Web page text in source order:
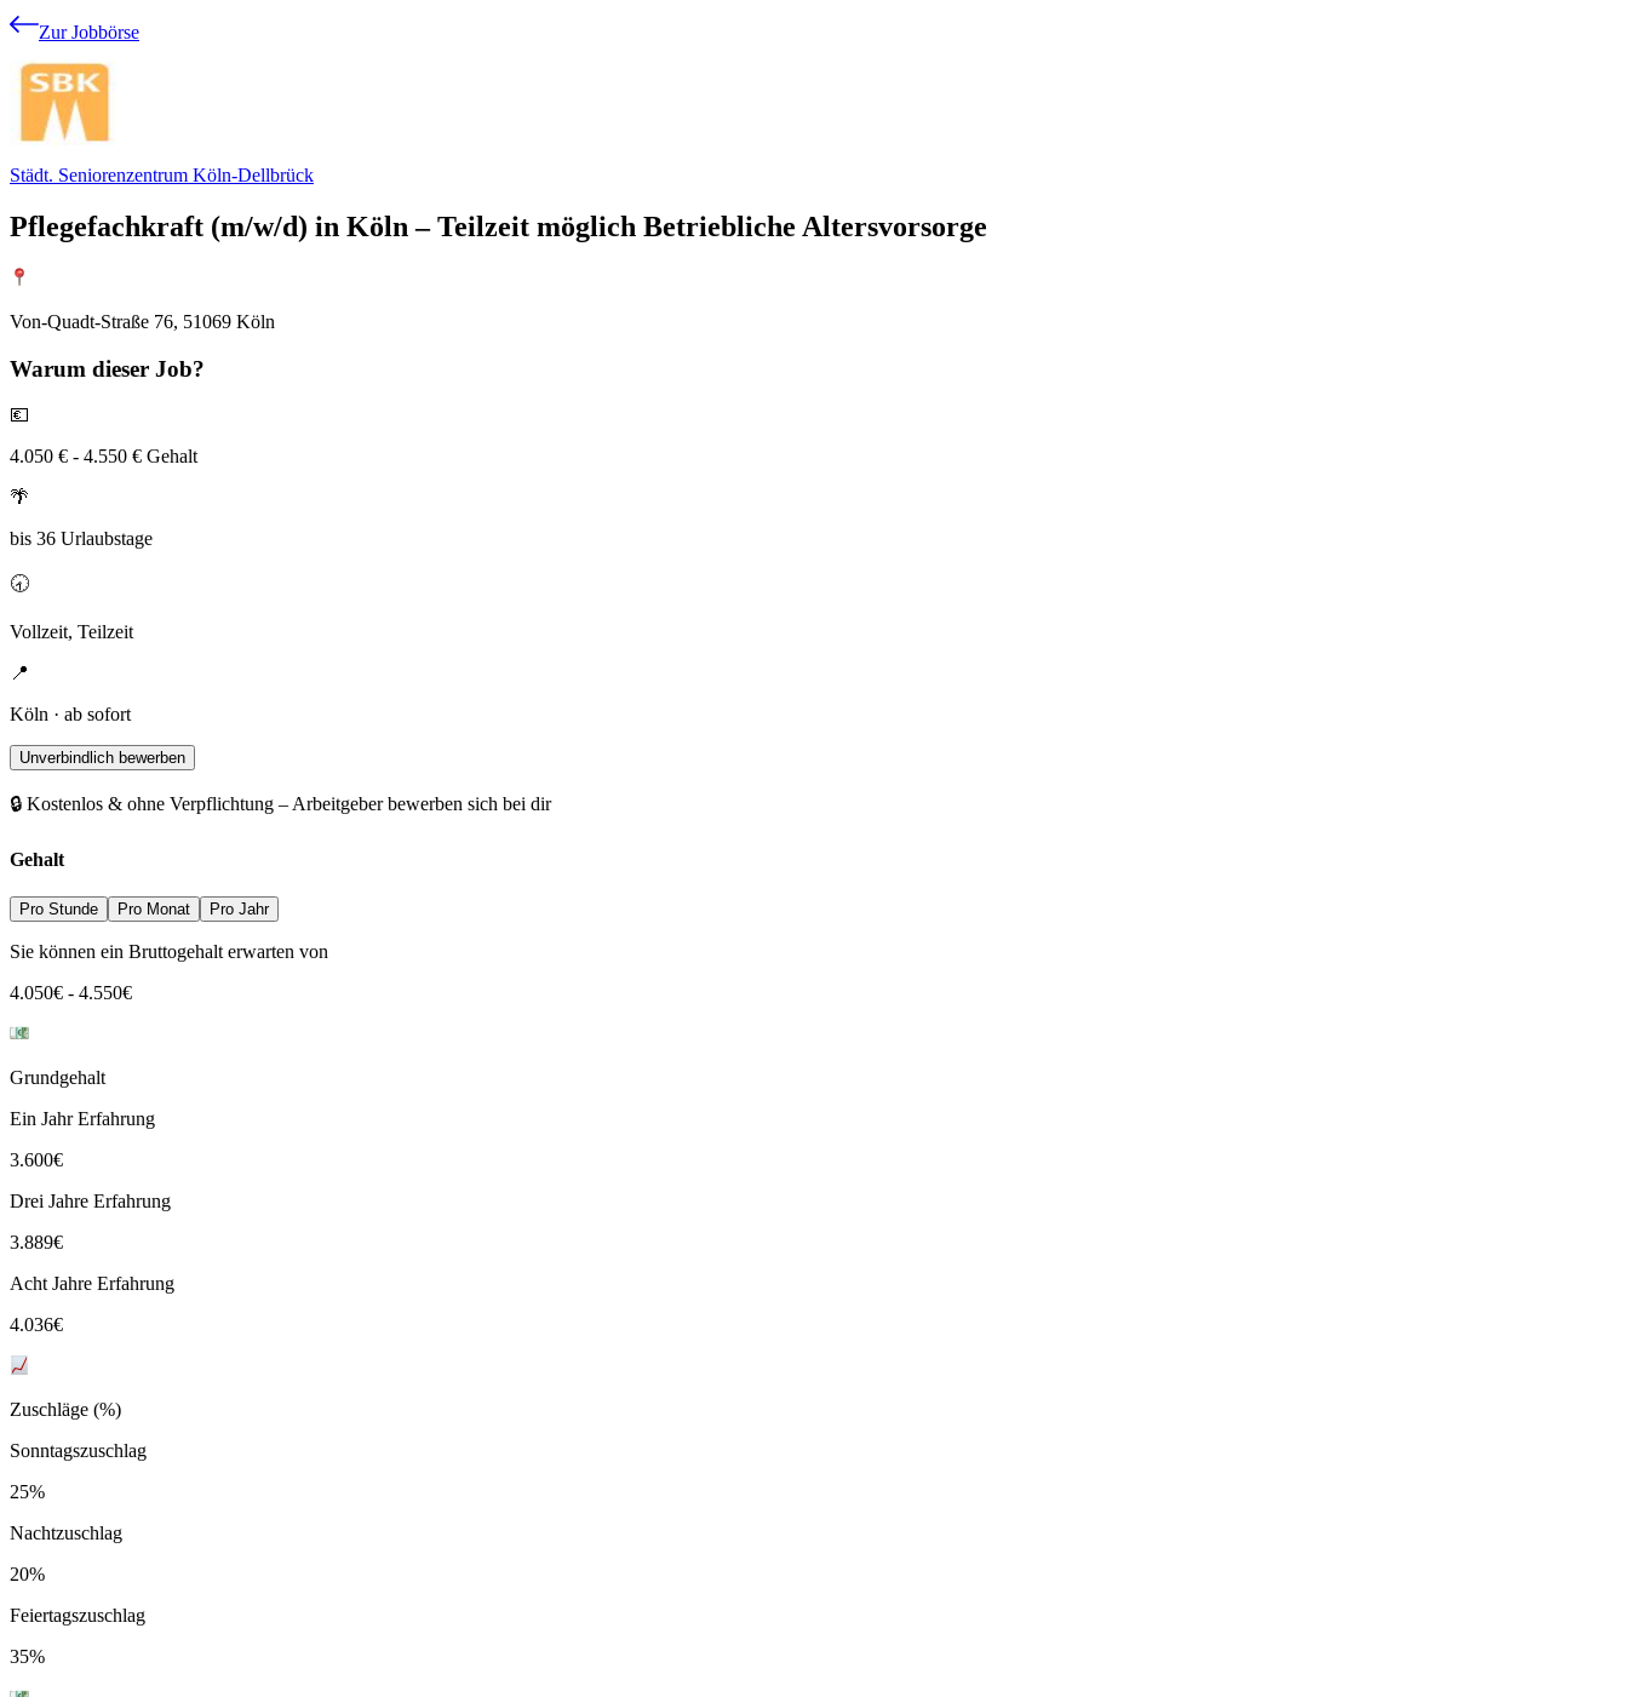
Zur Jobbörse
Städt. Seniorenzentrum Köln-Dellbrück
Pflegefachkraft (m/w/d) in Köln – Teilzeit möglich Betriebliche Altersvorsorge
Von-Quadt-Straße 76, 51069 Köln
Warum dieser Job?
💶
4.050 € - 4.550 € Gehalt
🌴
bis 36 Urlaubstage
🕣
Vollzeit, Teilzeit
📍
Köln · ab sofort
Unverbindlich bewerben
🔒 Kostenlos & ohne Verpflichtung – Arbeitgeber bewerben sich bei dir
Gehalt
Pro Stunde Pro Monat Pro Jahr
Sie können ein Bruttogehalt erwarten von
4.050€ - 4.550€
Grundgehalt
Ein Jahr Erfahrung
3.600€
Drei Jahre Erfahrung
3.889€
Acht Jahre Erfahrung
4.036€
Zuschläge (%)
Sonntagszuschlag
25%
Nachtzuschlag
20%
Feiertagszuschlag
35%